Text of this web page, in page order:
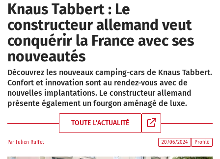
Knaus Tabbert : Le
constructeur allemand veut
conquérir la France avec ses
nouveautés
Découvrez les nouveaux camping-cars de Knaus Tabbert.
Confort et innovation sont au rendez-vous avec de
nouvelles implantations. Le constructeur allemand
présente également un fourgon aménagé de luxe.
TOUTE L'ACTUALITÉ
Par Julien Ruffet 20/06/2024 Profilé